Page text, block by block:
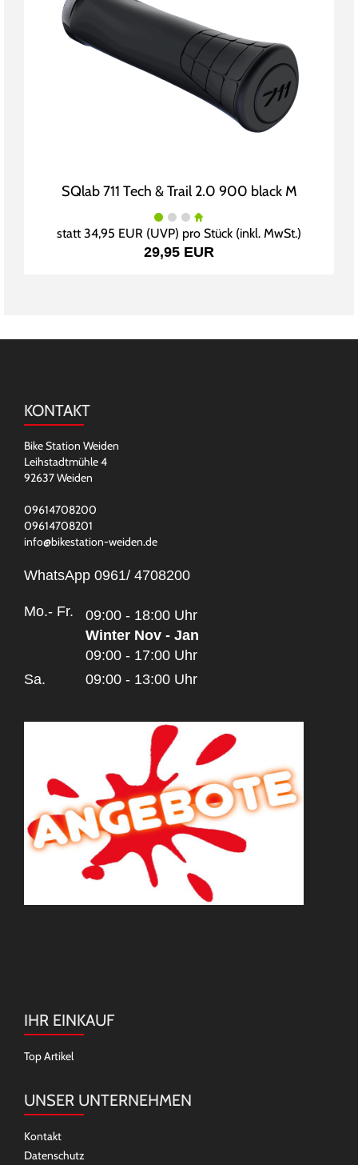
SQlab 711 Tech & Trail 2.0 900 black M
statt34,95 EUR (UVP) pro Stück (inkl. MwSt.)
29,95 EUR
KONTAKT
Bike Station Weiden
Leihstadtmühle 4
92637 Weiden
09614708200
09614708201
info@bikestation-weiden.de
WhatsApp 0961/ 4708200
Mo.- Fr. 09:00 - 18:00 Uhr
Winter Nov - Jan
09:00 - 17:00 Uhr
Sa.
09:00 - 13:00 Uhr
IHR EINKAUF
Top Artikel
UNSER UNTERNEHMEN
Kontakt
Datenschutz